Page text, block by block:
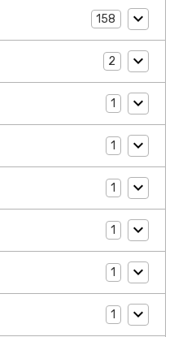
158
2
1
1
1
1
1
1